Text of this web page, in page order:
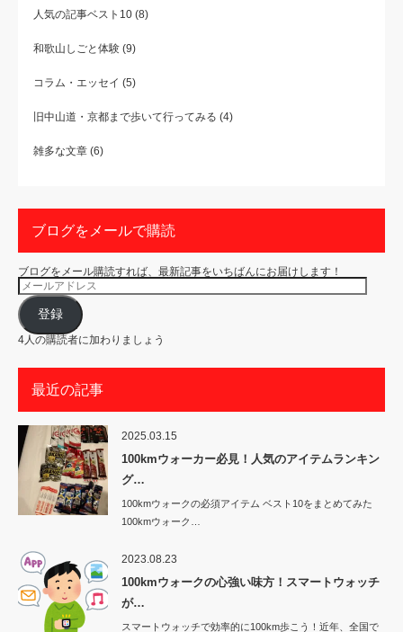
人気の記事ベスト10 (8)
和歌山しごと体験 (9)
コラム・エッセイ (5)
旧中山道・京都まで歩いて行ってみる (4)
雑多な文章 (6)
ブログをメールで購読
ブログをメール購読すれば、最新記事をいちばんにお届けします！
メ
ー
ル
ア
ド
レ
ス
登録
4人の購読者に加わりましょう
最近の記事
2025.03.15
100kmウォーカー必見！人気のアイテムランキン
グ…
100kmウォークの必須アイテム ベスト10をまとめてみた
100kmウォーク…
2023.08.23
100kmウォークの心強い味方！スマートウォッチ
が…
スマートウォッチで効率的に100km歩こう！近年、全国で